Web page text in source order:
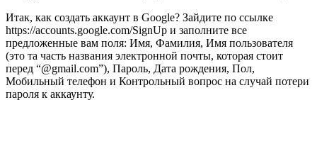
Итак, как создать аккаунт в Google? Зайдите по ссылке
https://accounts.google.com/SignUp и заполните все
предложенные вам поля: Имя, Фамилия, Имя пользователя
(это та часть названия электронной почты, которая стоит
перед “@gmail.com”), Пароль, Дата рождения, Пол,
Мобильный телефон и Контрольный вопрос на случай потери
пароля к аккаунту.